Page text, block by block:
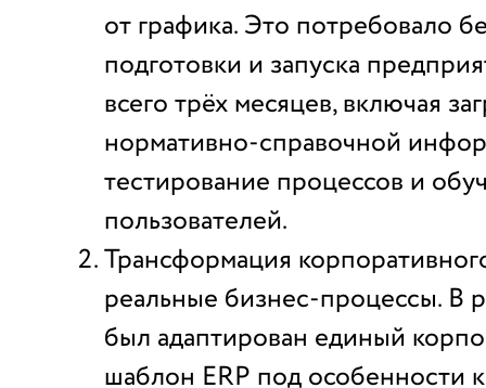
от графика. Это потребовало
подготовки и запуска
всего трёх месяцев, включая
нормативно-справочной
тестирование процессов и
пользователей.
Трансформация
реальные бизнес-процессы. В
был адаптирован единый
шаблон ERP под особенности